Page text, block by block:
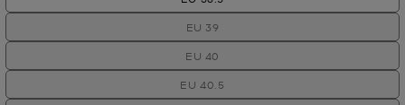
EU 39
EU 40
EU 40.5